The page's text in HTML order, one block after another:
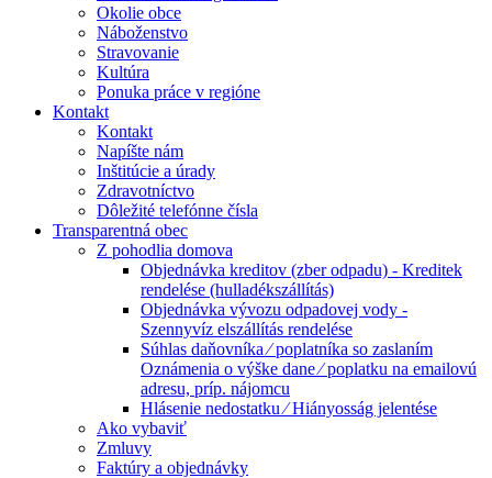
Okolie obce
Náboženstvo
Stravovanie
Kultúra
Ponuka práce v regióne
Kontakt
Kontakt
Napíšte nám
Inštitúcie a úrady
Zdravotníctvo
Dôležité telefónne čísla
Transparentná obec
Z pohodlia domova
Objednávka kreditov (zber odpadu) - Kreditek
rendelése (hulladékszállítás)
Objednávka vývozu odpadovej vody -
Szennyvíz elszállítás rendelése
Súhlas daňovníka ⁄ poplatníka so zaslaním
Oznámenia o výške dane ⁄ poplatku na emailovú
adresu, príp. nájomcu
Hlásenie nedostatku ⁄ Hiányosság jelentése
Ako vybaviť
Zmluvy
Faktúry a objednávky